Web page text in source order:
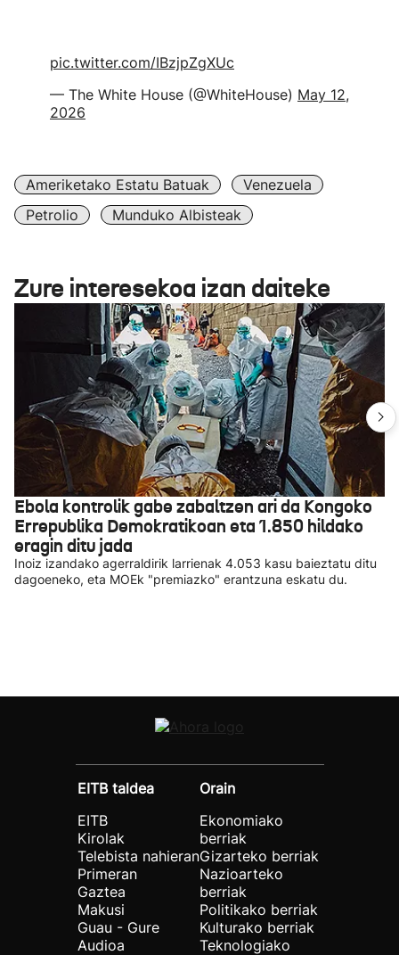
pic.twitter.com/IBzjpZgXUc
— The White House (@WhiteHouse) May 12,
2026
Ameriketako Estatu Batuak
Venezuela
Petrolio
Munduko Albisteak
Zure interesekoa izan daiteke
Ebola kontrolik gabe zabaltzen ari da Kongoko
Errepublika Demokratikoan eta 1.850 hildako
eragin ditu jada
Inoiz izandako agerraldirik larrienak 4.053 kasu baieztatu ditu
dagoeneko, eta MOEk "premiazko" erantzuna eskatu du.
EITB taldea
EITB
Kirolak
Telebista nahieran
Primeran
Gaztea
Makusi
Guau - Gure
Audioa
Orain
Ekonomiako
berriak
Gizarteko berriak
Nazioarteko
berriak
Politikako berriak
Kulturako berriak
Teknologiako